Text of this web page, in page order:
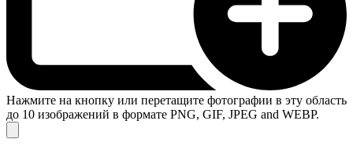
Нажмите на кнопку или перетащите фотографии в эту область
до 10 изображений в формате PNG, GIF, JPEG and WEBP.